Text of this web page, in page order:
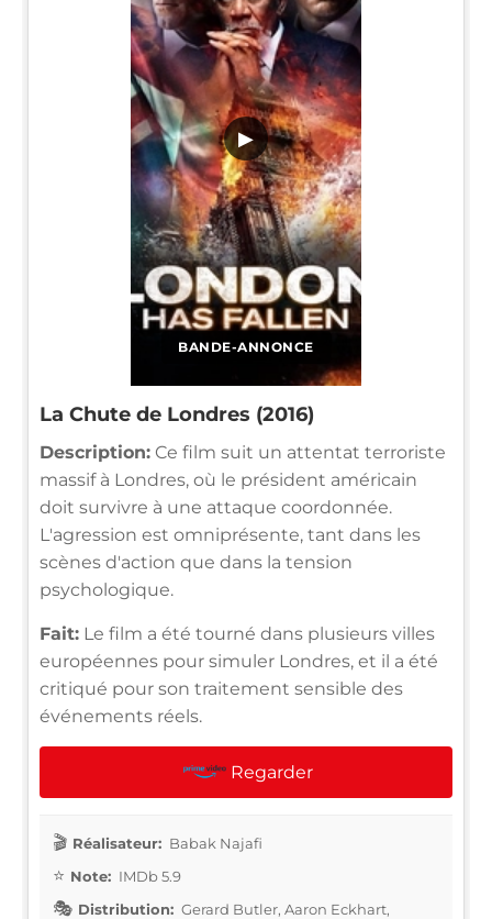
BANDE-ANNONCE
▶
La Chute de Londres (2016)
Description: Ce film suit un attentat terroriste
massif à Londres, où le président américain
doit survivre à une attaque coordonnée.
L'agression est omniprésente, tant dans les
scènes d'action que dans la tension
psychologique.
Fait: Le film a été tourné dans plusieurs villes
européennes pour simuler Londres, et il a été
critiqué pour son traitement sensible des
événements réels.
Regarder
Réalisateur: Babak Najafi
Note: IMDb 5.9
Distribution: Gerard Butler, Aaron Eckhart,